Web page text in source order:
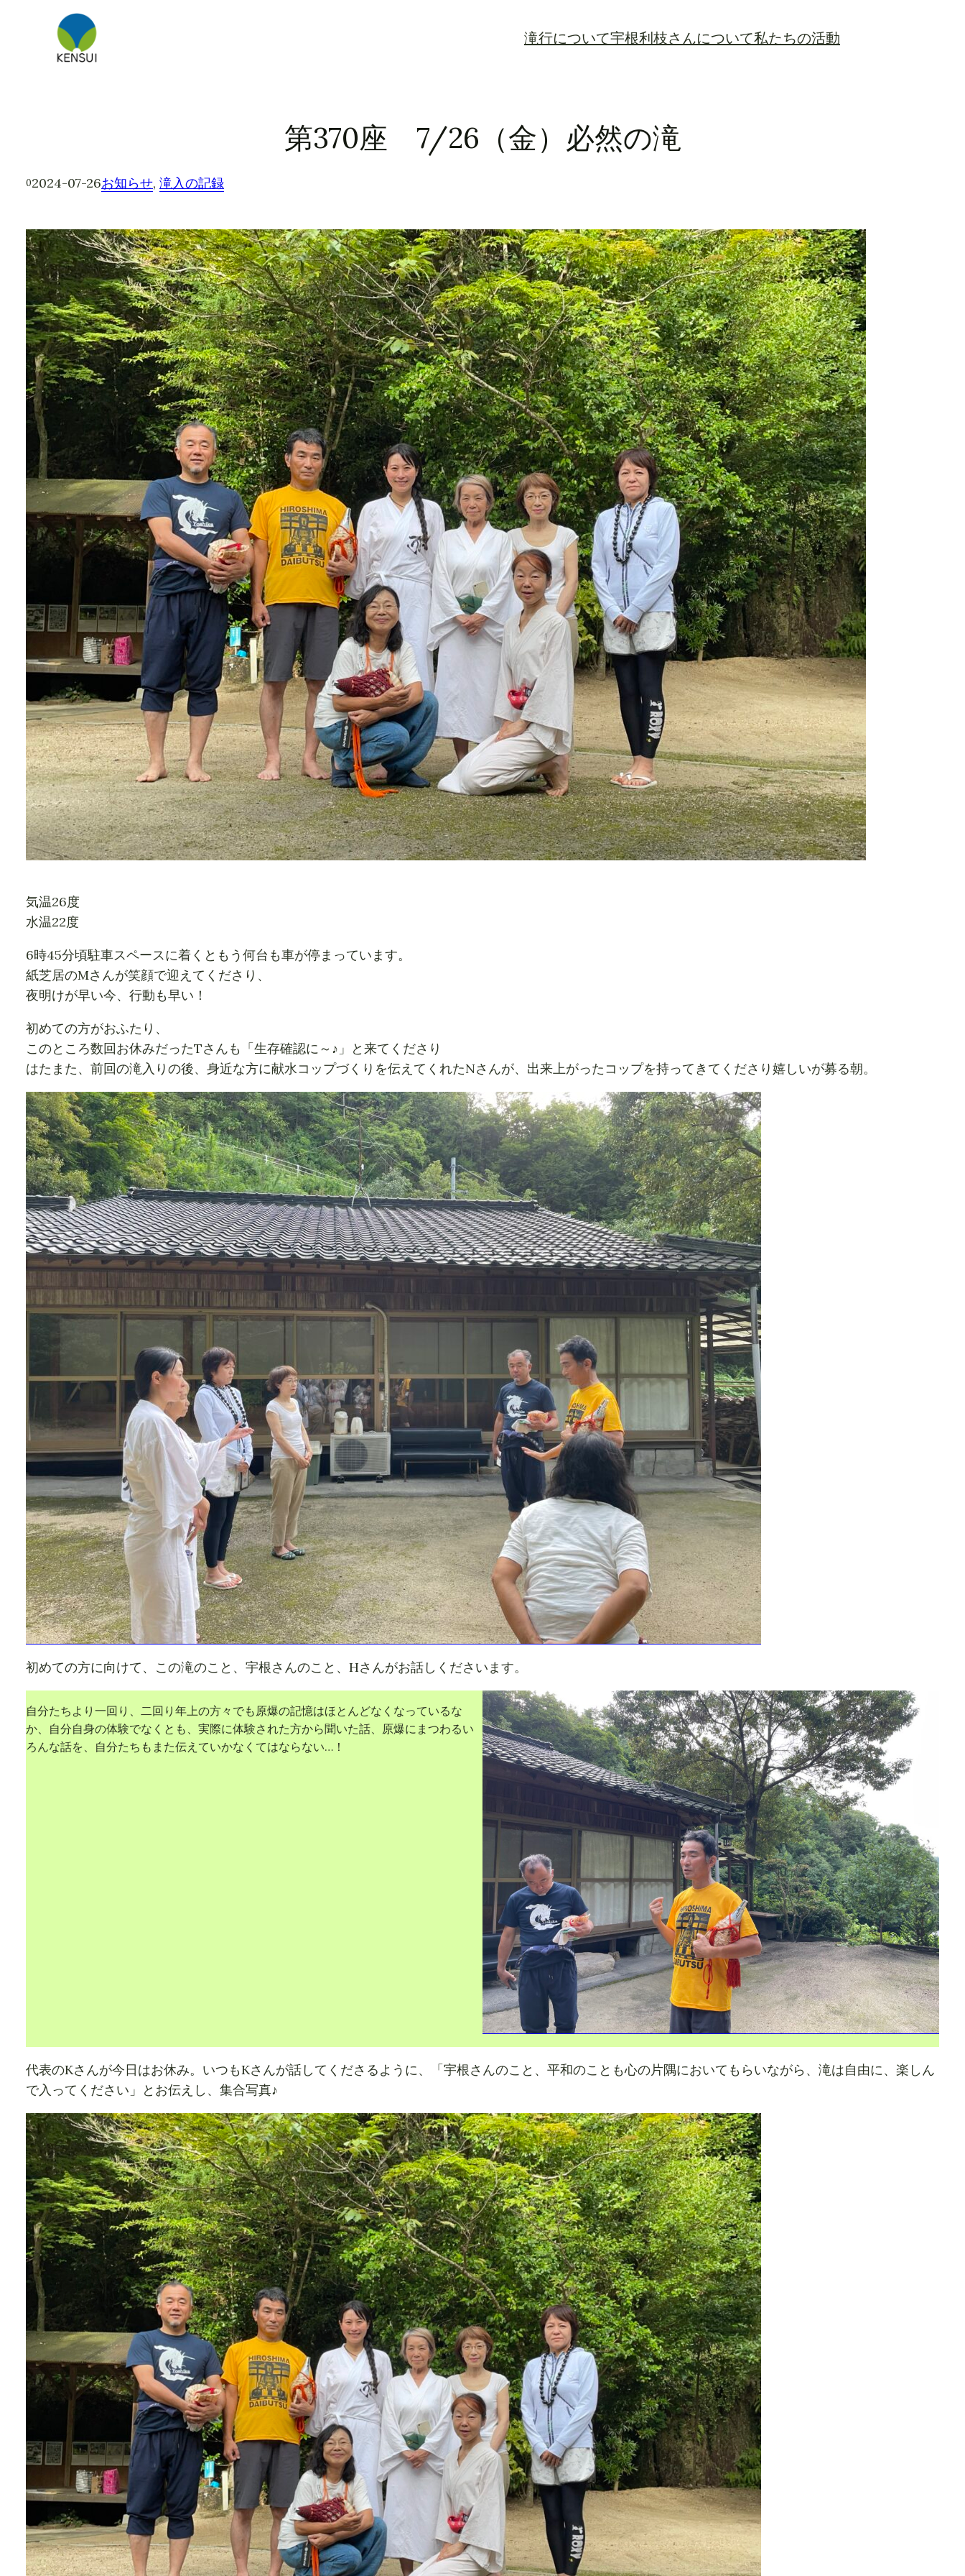
滝行について宇根利枝さんについて私たちの活動
第370座 7/26（金）必然の滝
02024-07-26お知らせ, 滝入の記録
気温26度
水温22度
6時45分頃駐車スペースに着くともう何台も車が停まっています。
紙芝居のMさんが笑顔で迎えてくださり、
夜明けが早い今、行動も早い！
初めての方がおふたり、
このところ数回お休みだったTさんも「生存確認に～♪」と来てくださり
はたまた、前回の滝入りの後、身近な方に献水コップづくりを伝えてくれたNさんが、出来上がったコップを持ってきてくださり嬉しいが募る朝。
初めての方に向けて、この滝のこと、宇根さんのこと、Hさんがお話しくださいます。
自分たちより一回り、二回り年上の方々でも原爆の記憶はほとんどなくなっているな
か、自分自身の体験でなくとも、実際に体験された方から聞いた話、原爆にまつわるい
ろんな話を、自分たちもまた伝えていかなくてはならない…！
代表のKさんが今日はお休み。いつもKさんが話してくださるように、「宇根さんのこと、平和のことも心の片隅においてもらいながら、滝は自由に、楽しん
で入ってください」とお伝えし、集合写真♪